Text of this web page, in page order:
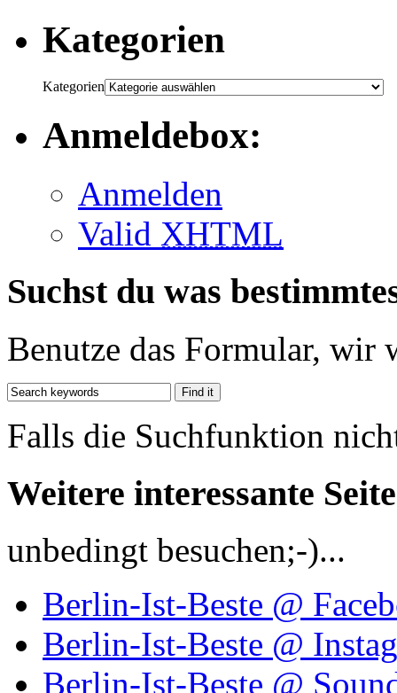
Kategorien
Kategorien
Anmeldebox:
Anmelden
Valid XHTML
Suchst du was
Benutze das Formular, wir
Falls die Suchfunktion
Weitere interessante
unbedingt besuchen;-)...
Berlin-Ist-Beste @
Berlin-Ist-Beste @
Berlin-Ist-Beste @